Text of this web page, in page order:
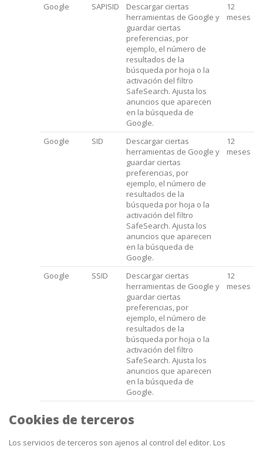
Google SAPISID
Descargar ciertas
herramientas de Google y
guardar ciertas
preferencias, por
ejemplo, el número de
resultados de la
búsqueda por hoja o la
activación del filtro
SafeSearch. Ajusta los
anuncios que aparecen
en la búsqueda de
Google.
12
meses
Google SID
Descargar ciertas
herramientas de Google y
guardar ciertas
preferencias, por
ejemplo, el número de
resultados de la
búsqueda por hoja o la
activación del filtro
SafeSearch. Ajusta los
anuncios que aparecen
en la búsqueda de
Google.
12
meses
Google SSID
Descargar ciertas
herramientas de Google y
guardar ciertas
preferencias, por
ejemplo, el número de
resultados de la
búsqueda por hoja o la
activación del filtro
SafeSearch. Ajusta los
anuncios que aparecen
en la búsqueda de
Google.
12
meses
Cookies de terceros
Los servicios de terceros son ajenos al control del editor. Los